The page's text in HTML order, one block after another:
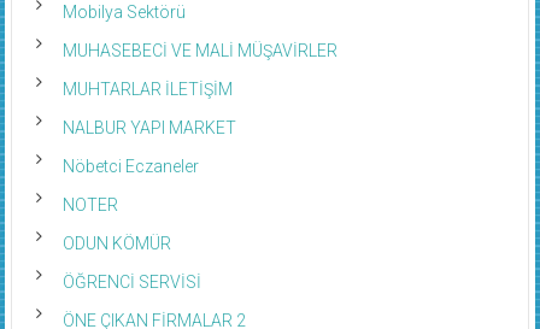
Mobilya Sektörü
MUHASEBECİ VE MALİ MÜŞAVİRLER
MUHTARLAR İLETİŞİM
NALBUR YAPI MARKET
Nöbetci Eczaneler
NOTER
ODUN KÖMÜR
ÖĞRENCİ SERVİSİ
ÖNE ÇIKAN FİRMALAR 2